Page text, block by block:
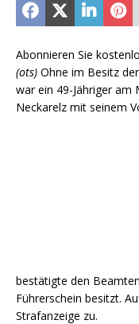
Abonnieren Sie
(ots) Ohne im Besitz
war ein 49-Jähriger
Neckarelz mit seinem
bestätigte den
Führerschein besitzt.
Strafanzeige zu.